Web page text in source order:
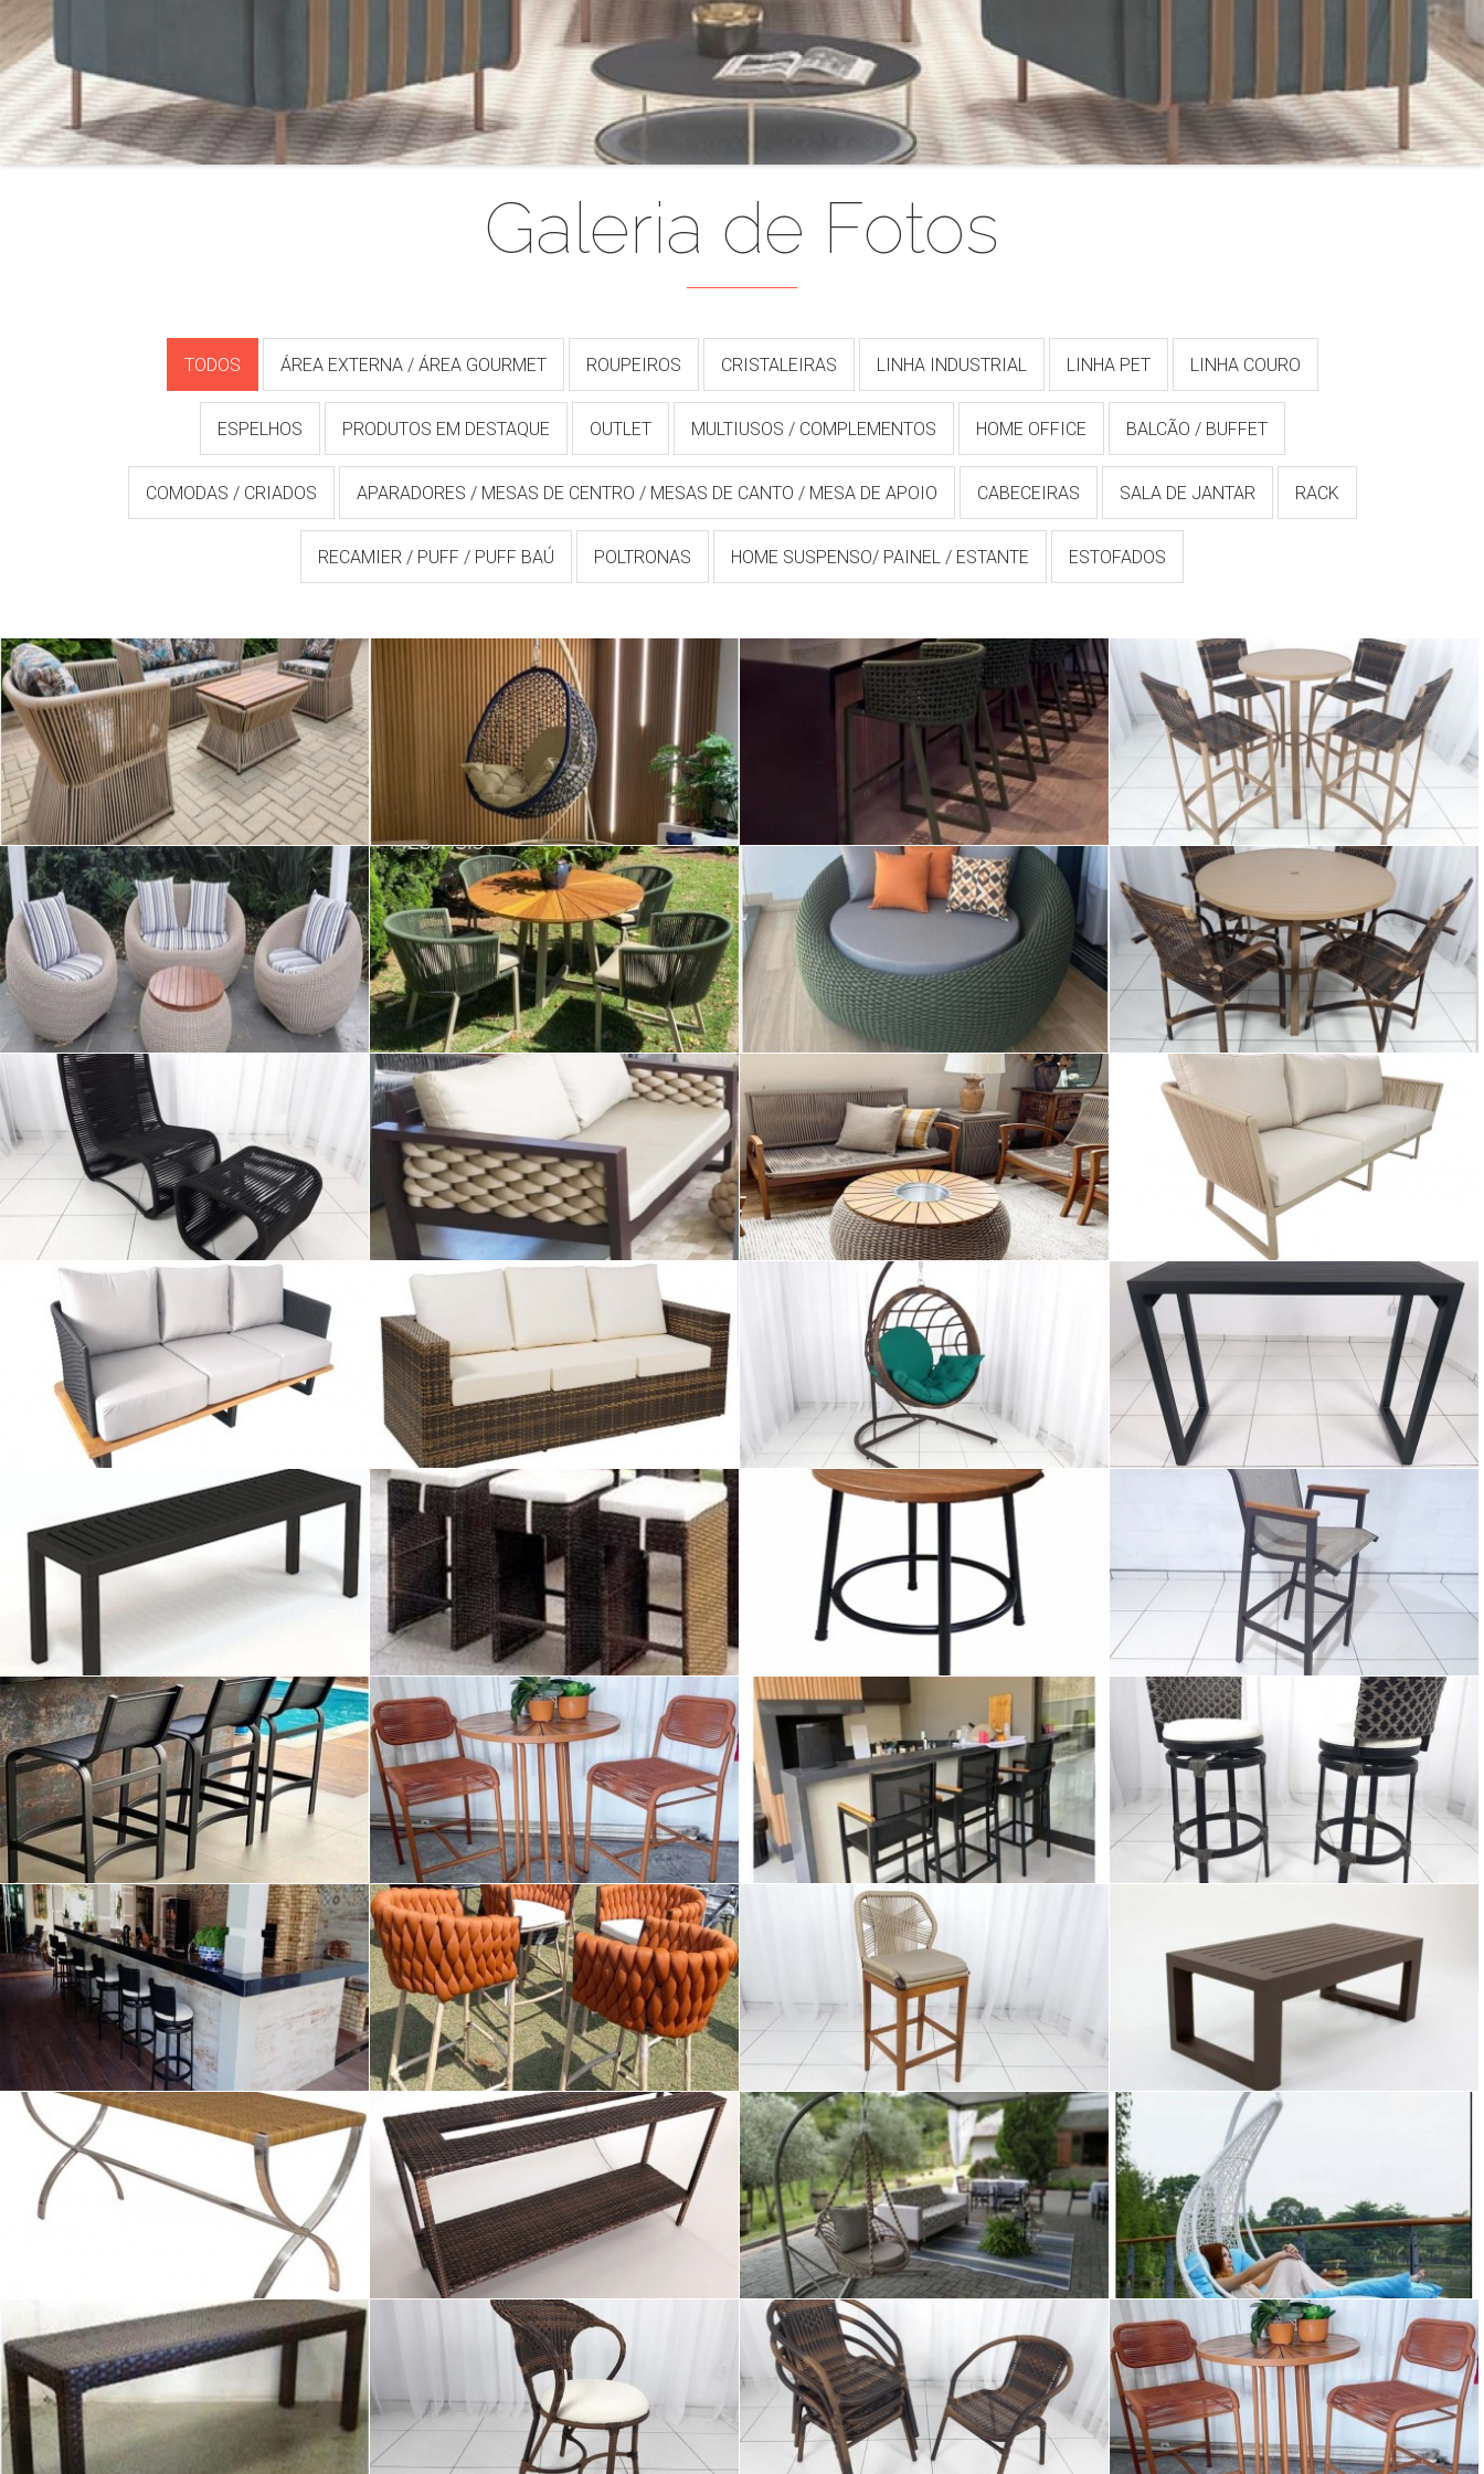
Galeria de Fotos
TODOS ÁREA EXTERNA / ÁREA GOURMET ROUPEIROS CRISTALEIRAS LINHA INDUSTRIAL LINHA PET LINHA COURO
ESPELHOS PRODUTOS EM DESTAQUE OUTLET MULTIUSOS / COMPLEMENTOS HOME OFFICE BALCÃO / BUFFET
COMODAS / CRIADOS APARADORES / MESAS DE CENTRO / MESAS DE CANTO / MESA DE APOIO CABECEIRAS SALA DE JANTAR RACK
RECAMIER / PUFF / PUFF BAÚ POLTRONAS HOME SUSPENSO/ PAINEL / ESTANTE ESTOFADOS